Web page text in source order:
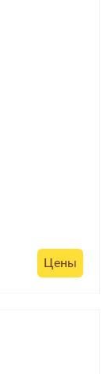
Цены